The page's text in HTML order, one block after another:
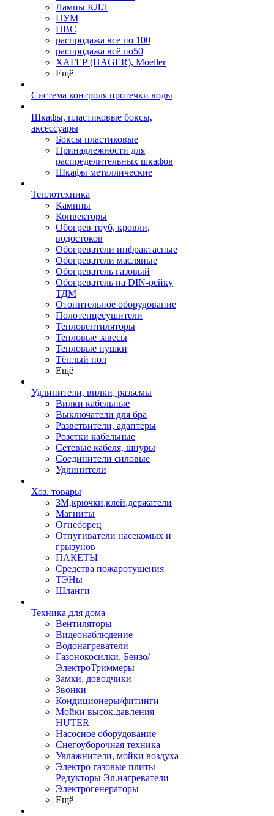
Лампы КЛЛ
НУМ
ПВС
распродажа все по 100
распродажа всё по50
ХАГЕР (HAGER), Moeller
Ещё
Система контроля протечки воды
Шкафы, пластиковые боксы,
аксессуары
Боксы пластиковые
Принадлежности для
распределительных шкафов
Шкафы металлические
Теплотехника
Камины
Конвекторы
Обогрев труб, кровли,
водостоков
Обогреватели инфрактасные
Обогреватели масляные
Обогреватель газовый
Обогреватель на DIN-рейку
ТДМ
Отопительное оборудование
Полотенцесушители
Тепловентиляторы
Тепловые завесы
Тепловые пушки
Тёплый пол
Ещё
Удлинители, вилки, разьемы
Вилки кабельные
Выключатели для бра
Разветвители, адаптеры
Розетки кабельные
Сетевые кабеля, шнуры
Соединители силовые
Удлинители
Хоз. товары
ЗМ,крючки,клей,держатели
Магниты
Огнеборец
Отпугиватели насекомых и
грызунов
ПАКЕТЫ
Средства пожаротушения
ТЭНы
Шланги
Техника для дома
Вентиляторы
Видеонаблюдение
Водонагреватели
Газонокосилки, Бензо/
ЭлектроТриммеры
Замки, доводчики
Звонки
Кондиционеры/фитинги
Мойки высок.давления
HUTER
Насосное оборудование
Снегоуборочная техника
Увлажнители, мойки воздуха
Электро газовые плиты
Редукторы Эл.нагреватели
Электрогенераторы
Ещё